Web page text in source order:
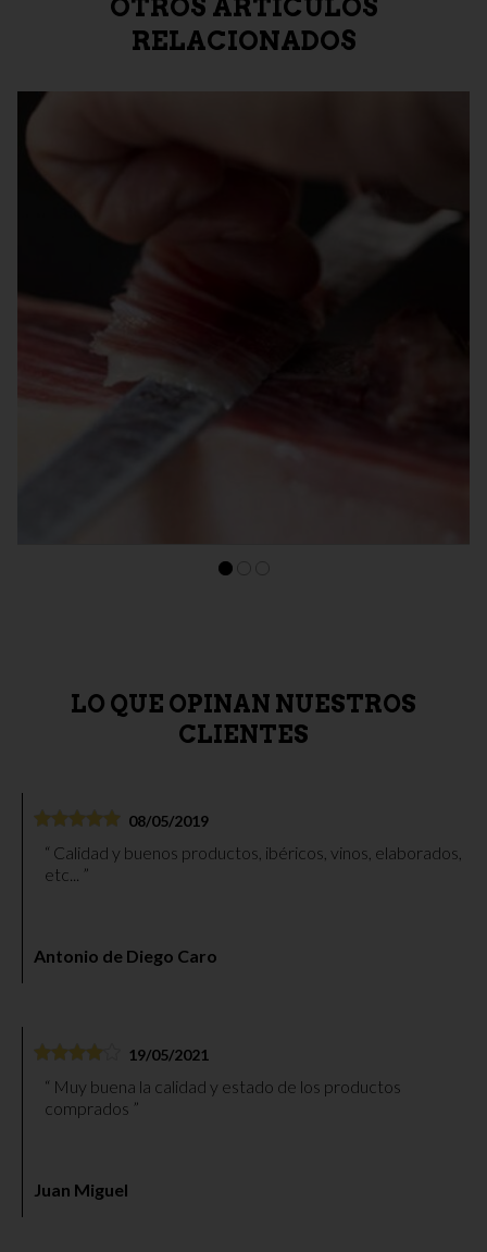
OTROS ARTÍCULOS
RELACIONADOS
LO QUE OPINAN NUESTROS
CLIENTES
08/05/2019
etc...
Antonio de Diego Caro
19/05/2021
comprados
Juan Miguel